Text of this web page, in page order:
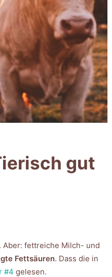
gut
Aber: fettreiche Milch- und
Fettsäuren. Dass die in
#4 gelesen.